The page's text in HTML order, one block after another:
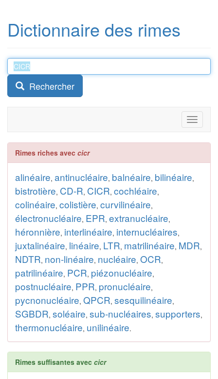
Dictionnaire des rimes
Rechercher
Toggle
Rimes riches avec cicr
alinéaire, antinucléaire, balnéaire, bilinéaire,
bistrotière, CD-R, CICR, cochléaire,
colinéaire, colistière, curvilinéaire,
électronucléaire, EPR, extranucléaire,
héronnière, interlinéaire, internucléaires,
juxtalinéaire, linéaire, LTR, matrilinéaire, MDR,
NDTR, non-linéaire, nucléaire, OCR,
patrilinéaire, PCR, piézonucléaire,
postnucléaire, PPR, pronucléaire,
pycnonucléaire, QPCR, sesquilinéaire,
SGBDR, soléaire, sub-nucléaires, supporters,
thermonucléaire, unilinéaire.
Rimes suffisantes avec cicr